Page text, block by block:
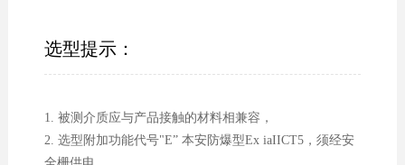
选型提示：
1. 被测介质应与产品接触的材料相兼容，
2. 选型附加功能代号"E” 本安防爆型Ex iaIICT5，须经安